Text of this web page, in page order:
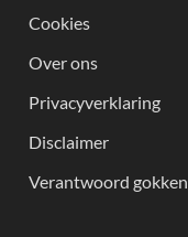
Cookies
Over ons
Privacyverklaring
Disclaimer
Verantwoord gokken